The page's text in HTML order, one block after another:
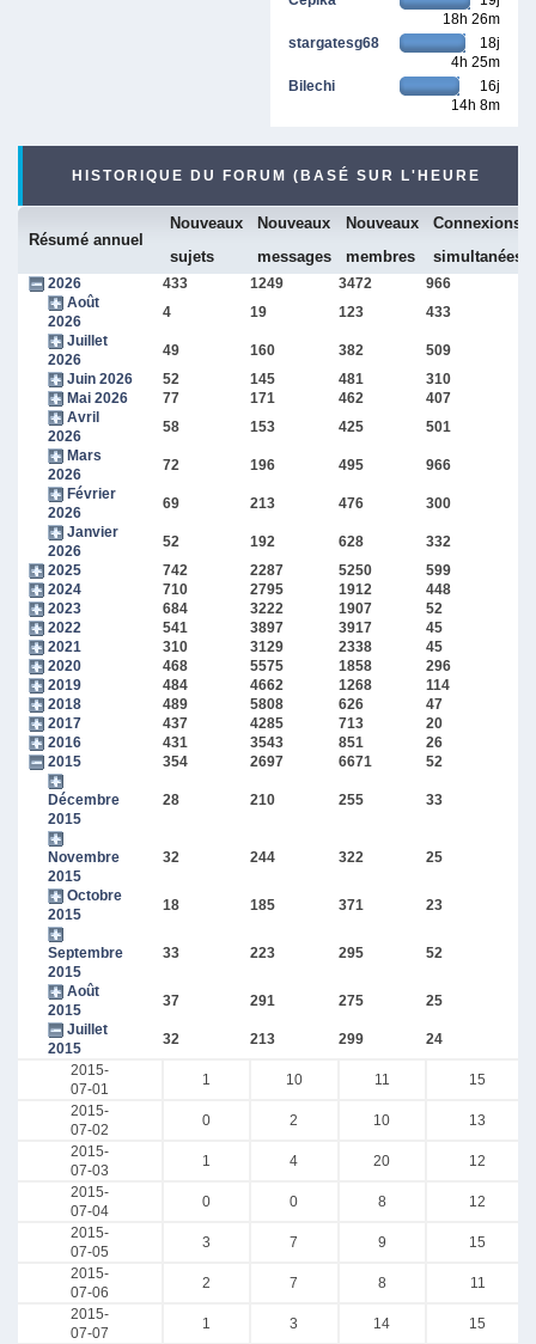
18h 26m
stargatesg68
18j
4h 25m
Bilechi
16j
14h 8m
HISTORIQUE DU FORUM (BASÉ SUR L'HEURE
Résumé annuel
Nouveaux
sujets
Nouveaux
messages
Nouveaux
membres
Connexions
simultanées
2026 433 1249 3472 966
Août
2026
4 19 123 433
Juillet
2026
49 160 382 509
Juin 2026
52 145 481 310
Mai 2026
77 171 462 407
Avril
2026
58 153 425 501
Mars
2026
72 196 495 966
Février
2026
69 213 476 300
Janvier
2026
52 192 628 332
2025
742 2287 5250 599
2024
710 2795 1912 448
2023
684 3222 1907 52
2022
541 3897 3917 45
2021
310 3129 2338 45
2020
468 5575 1858 296
2019
484 4662 1268 114
2018
489 5808 626 47
2017
437 4285 713 20
2016
431 3543 851 26
2015
354 2697 6671 52
Décembre
2015
28 210 255 33
Novembre
2015
32 244 322 25
Octobre
2015
18 185 371 23
Septembre
2015
33 223 295 52
Août
2015
37 291 275 25
Juillet
2015
32 213 299 24
2015-
07-01
1 10 11
15
2015-
07-02
0 2 10
13
2015-
07-03
1 4 20
12
2015-
07-04
0 0 8
12
2015-
07-05
3 7 9
15
2015-
07-06
2 7 8
11
2015-
07-07
1 3 14
15